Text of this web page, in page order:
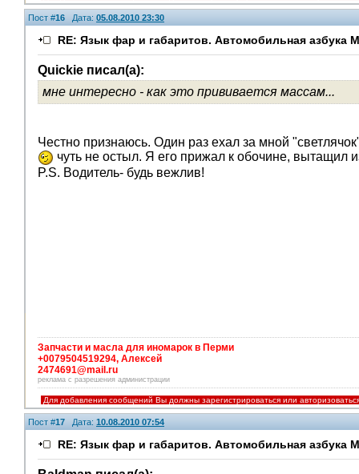
Пост #16 Дата: 05.08.2010 23:30
RE: Язык фар и габаритов. Автомобильная азбука
Quickie писал(а):
мне интересно - как это прививается массам...
Честно признаюсь. Один раз ехал за мной
чуть не остыл. Я его прижал к обочине,
P.S. Водитель- будь вежлив!
Запчасти и масла для иномарок в Перми
+0079504519294, Алексей
2474691@mail.ru
реклама с разрешения администрации
Для добавления сообщений Вы должны зарегистрироваться или
Пост #17 Дата: 10.08.2010 07:54
RE: Язык фар и габаритов. Автомобильная азбука